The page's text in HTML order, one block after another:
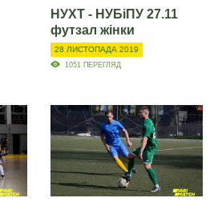
НУХТ - НУБіПУ 27.11
футзал жінки
28 ЛИСТОПАДА 2019
1051 ПЕРЕГЛЯД